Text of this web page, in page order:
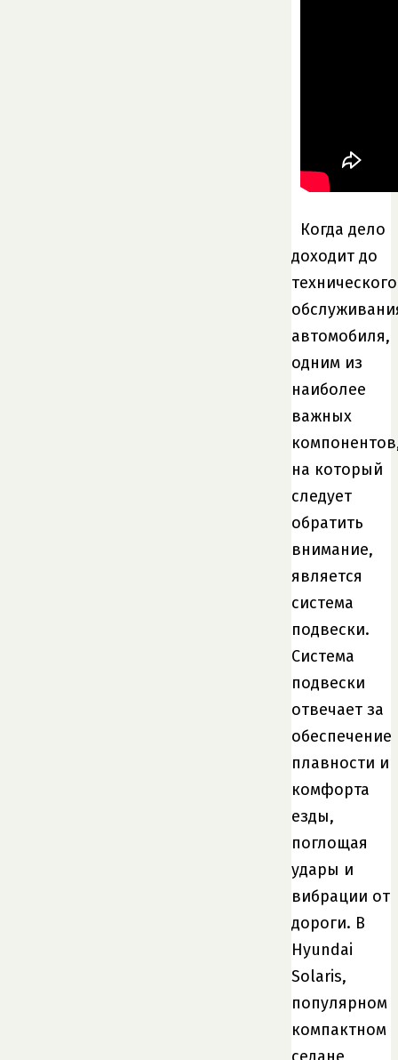
Когда дело
доходит до
технического
автомобиля,
одним из
наиболее
важных
на который
следует
обратить
внимание,
является
система
подвески.
Система
подвески
отвечает за
обеспечение
плавности и
комфорта
езды,
поглощая
удары и
вибрации от
дороги. В
Hyundai
Solaris,
популярном
компактном
седане,